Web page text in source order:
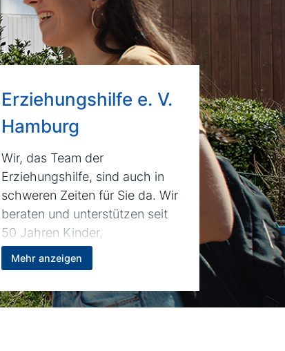
Erziehungshilfe e. V.
Hamburg
Wir, das Team der Erziehungshilfe, sind
Wir, das Team der
Erziehungshilfe, sind auch in
schweren Zeiten für Sie da. Wir
beraten und unterstützen seit
50 Jahren Kinder,
Jugendliche, Eltern und
Familien, kostenfrei und
vertraulich! Durch die
jahrzehntelange Erfahrung
Mehr anzeigen